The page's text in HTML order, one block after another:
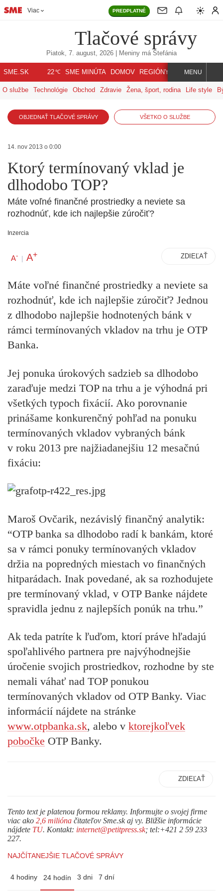
Viac PREDPLATNÉ
Tlačové správy
Piatok, 7. august, 2026 | Meniny má Štefánia
SME.SK 22℃ SME MINÚTA DOMOV REGIÓNY INDEX SVET
MENU
O službe Technológie Obchod Zdravie Žena, šport, rodina Life style
OBJEDNAŤ TLAČOVÉ SPRÁVY VŠETKO O SLUŽBE
14. nov 2013 o 0:00
Ktorý termínovaný vklad je
dlhodobo TOP?
Máte voľné finančné prostriedky a neviete sa
rozhodnúť, kde ich najlepšie zúročiť?
Inzercia
A- | A+ ZDIEĽAŤ
Máte voľné finančné prostriedky a neviete sa
rozhodnúť, kde ich najlepšie zúročiť? Jednou
z dlhodobo najlepšie hodnotených bánk v
rámci termínovaných vkladov na trhu je OTP
Banka.
Jej ponuka úrokových sadzieb sa dlhodobo
zaraďuje medzi TOP na trhu a je výhodná pri
všetkých typoch fixácií. Ako porovnanie
prinášame konkurenčný pohľad na ponuku
termínovaných vkladov vybraných bánk
v roku 2013 pre najžiadanejšiu 12 mesačnú
fixáciu:
Maroš Ovčarik, nezávislý finančný analytik:
“OTP banka sa dlhodobo radí k bankám, ktoré
sa v rámci ponuky termínovaných vkladov
držia na popredných miestach vo finančných
hitparádach. Inak povedané, ak sa rozhodujete
pre termínovaný vklad, v OTP Banke nájdete
spravidla jednu z najlepších ponúk na trhu.”
Ak teda patríte k ľuďom, ktorí práve hľadajú
spoľahlivého partnera pre najvýhodnejšie
úročenie svojich prostriedkov, rozhodne by ste
nemali váhať nad TOP ponukou
termínovaných vkladov od OTP Banky. Viac
informácií nájdete na stránke
www.otpbanka.sk, alebo v ktorejkoľvek
pobočke OTP Banky.
ZDIEĽAŤ
Tento text je platenou formou reklamy. Informujte o svojej firme
viac ako 2,6 milióna čitateľov Sme.sk aj vy. Bližšie informácie
nájdete TU. Kontakt: internet@petitpress.sk; tel:+421 2 59 233
227.
NAJČÍTANEJŠIE TLAČOVÉ SPRÁVY
4 hodiny 24 hodín 3 dni 7 dní